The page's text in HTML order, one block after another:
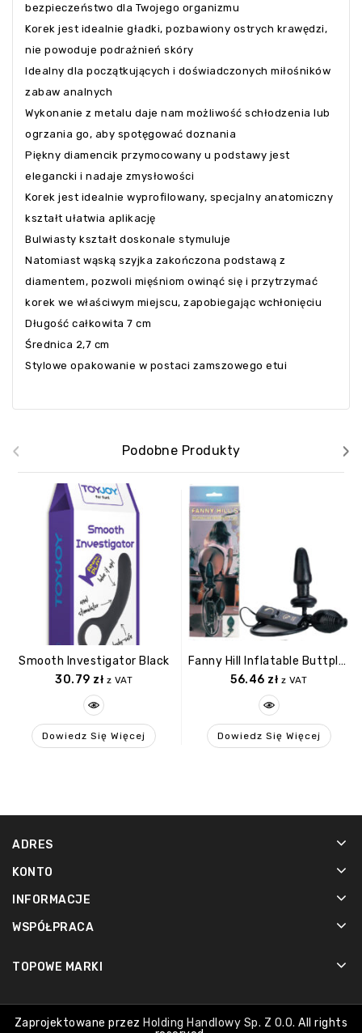
bezpieczeństwo dla Twojego organizmu
Korek jest idealnie gładki, pozbawiony ostrych krawędzi,
nie powoduje podrażnień skóry
Idealny dla początkujących i doświadczonych miłośników
zabaw analnych
Wykonanie z metalu daje nam możliwość schłodzenia lub
ogrzania go, aby spotęgować doznania
Piękny diamencik przymocowany u podstawy jest
elegancki i nadaje zmysłowości
Korek jest idealnie wyprofilowany, specjalny anatomiczny
kształt ułatwia aplikację
Bulwiasty kształt doskonale stymuluje
Natomiast wąską szyjka zakończona podstawą z
diamentem, pozwoli mięśniom owinąć się i przytrzymać
korek we właściwym miejscu, zapobiegając wchłonięciu
Długość całkowita 7 cm
Średnica 2,7 cm
Stylowe opakowanie w postaci zamszowego etui
Podobne Produkty
Smooth Investigator Black
30.79 zł z VAT
Dowiedz Się Więcej
Fanny Hill Inflatable Buttplug Black
56.46 zł z VAT
Dowiedz Się Więcej
‹ ›
ADRES
KONTO
INFORMACJE
WSPÓŁPRACA
TOPOWE MARKI
Zaprojektowane przez Holding Handlowy Sp. Z O.o.All rights